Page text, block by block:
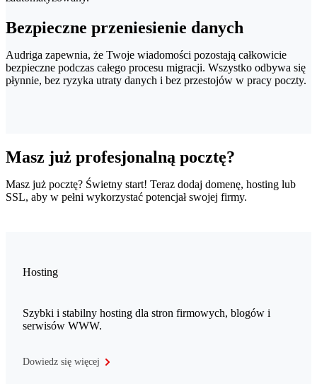
Bezpieczne przeniesienie danych
Audriga zapewnia, że Twoje wiadomości pozostają całkowicie
bezpieczne podczas całego procesu migracji. Wszystko odbywa się
płynnie, bez ryzyka utraty danych i bez przestojów w pracy poczty.
Masz już profesjonalną pocztę?
Masz już pocztę? Świetny start! Teraz dodaj domenę, hosting lub
SSL, aby w pełni wykorzystać potencjał swojej firmy.
Hosting
Szybki i stabilny hosting dla stron firmowych, blogów i
serwisów WWW.
Dowiedz się więcej